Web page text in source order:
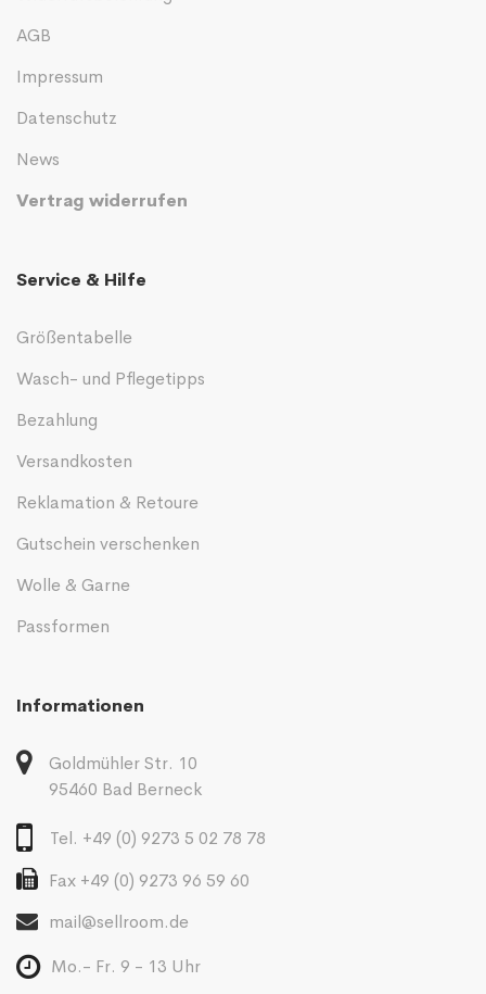
AGB
Impressum
Datenschutz
News
Vertrag widerrufen
Service & Hilfe
Größentabelle
Wasch- und Pflegetipps
Bezahlung
Versandkosten
Reklamation & Retoure
Gutschein verschenken
Wolle & Garne
Passformen
Informationen
Goldmühler Str. 10
95460 Bad Berneck
Tel. +49 (0) 9273 5 02 78 78
Fax +49 (0) 9273 96 59 60
mail@sellroom.de
Mo.- Fr. 9 - 13 Uhr